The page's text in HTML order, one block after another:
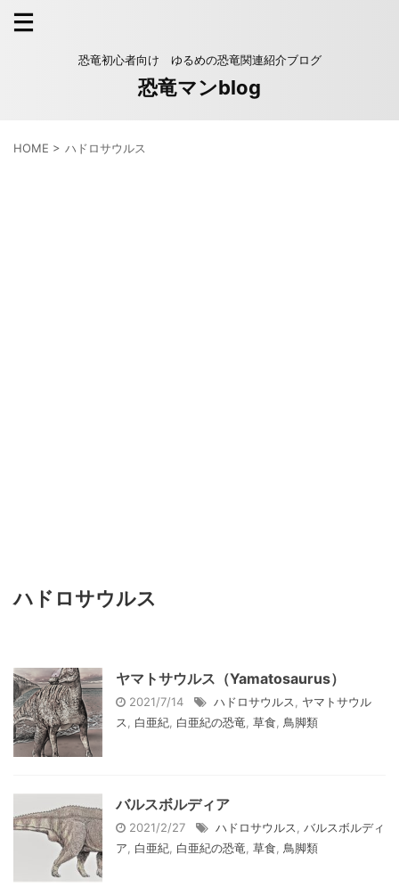
恐竜初心者向け ゆるめの恐竜関連紹介ブログ
恐竜マンblog
HOME > ハドロサウルス
ハドロサウルス
ヤマトサウルス（Yamatosaurus）
2021/7/14 ハドロサウルス
ヤマトサウル
ス
白亜紀 白亜紀の恐竜 草食 鳥脚類
バルスボルディア
2021/2/27 ハドロサウルス
バルスボルディ
ア
白亜紀 白亜紀の恐竜 草食 鳥脚類